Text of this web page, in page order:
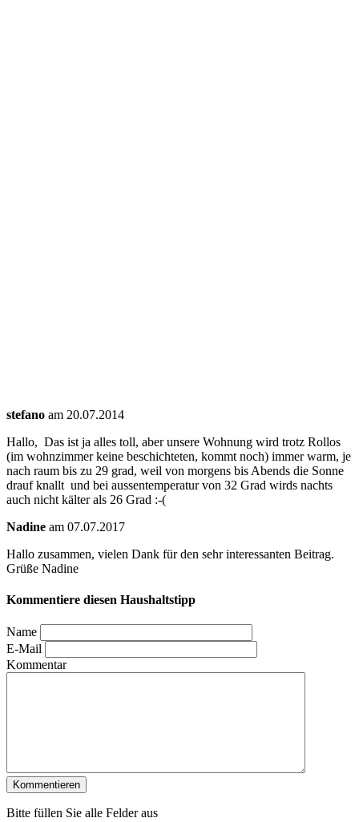
stefano am 20.07.2014
Hallo, Das ist ja alles toll, aber unsere Wohnung wird trotz Rollos
(im wohnzimmer keine beschichteten, kommt noch) immer warm, je
nach raum bis zu 29 grad, weil von morgens bis Abends die Sonne
drauf knallt und bei aussentemperatur von 32 Grad wirds nachts
auch nicht kälter als 26 Grad :-(
Nadine am 07.07.2017
Hallo zusammen, vielen Dank für den sehr interessanten Beitrag.
Grüße Nadine
Kommentiere diesen Haushaltstipp
Name
E-Mail
Kommentar
Bitte füllen Sie alle Felder aus